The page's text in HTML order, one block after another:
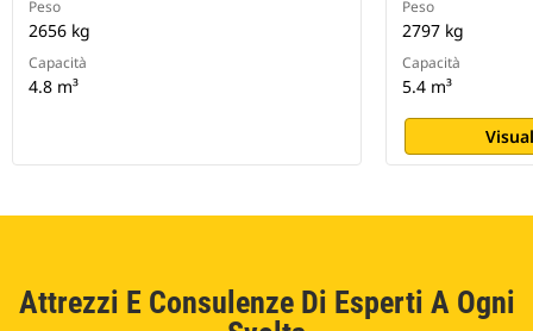
Peso
2656 kg
Capacità
4.8 m³
Peso
2797 kg
Capacità
5.4 m³
Attrezzi E Consulenze Di Esperti A Ogni